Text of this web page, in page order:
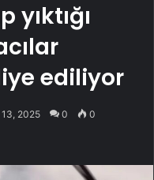
yıktığı
ediliyor
13, 2025 0 0